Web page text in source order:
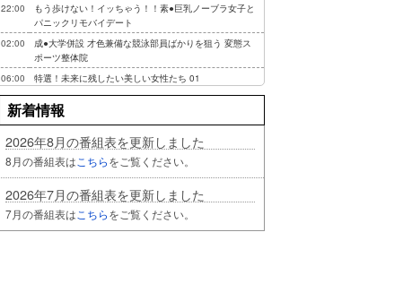
22:00
もう歩けない！イッちゃう！！素●巨乳ノーブラ女子と
パニックリモバイデート
02:00
成●大学併設 才色兼備な競泳部員ばかりを狙う 変態ス
ポーツ整体院
06:00
特選！未来に残したい美しい女性たち 01
新着情報
2026年8月の番組表を更新しました
8月の番組表は こちらをご覧ください。
2026年7月の番組表を更新しました
7月の番組表は こちらをご覧ください。